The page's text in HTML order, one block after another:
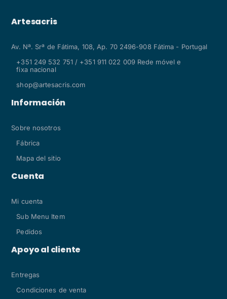
Artesacris
Av. Nª. Srª de Fátima, 108, Ap. 70 2496-908 Fátima - Portugal
+351 249 532 751 / +351 911 022 009 Rede móvel e
fixa nacional
shop@artesacris.com
Información
Sobre nosotros
Fábrica
Mapa del sitio
Cuenta
Mi cuenta
Sub Menu Item
Pedidos
Apoyo al cliente
Entregas
Condiciones de venta